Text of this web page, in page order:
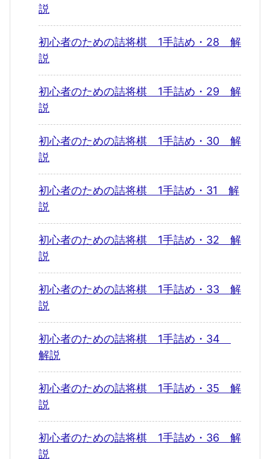
説
初心者のための詰将棋 1手詰め・28 解
説
初心者のための詰将棋 1手詰め・29 解
説
初心者のための詰将棋 1手詰め・30 解
説
初心者のための詰将棋 1手詰め・31 解
説
初心者のための詰将棋 1手詰め・32 解
説
初心者のための詰将棋 1手詰め・33 解
説
初心者のための詰将棋 1手詰め・34
解説
初心者のための詰将棋 1手詰め・35 解
説
初心者のための詰将棋 1手詰め・36 解
説